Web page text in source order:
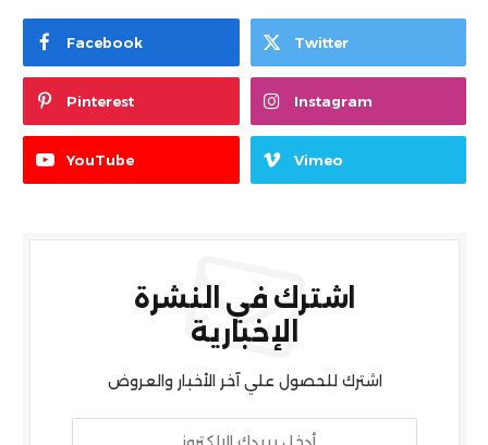
Facebook Twitter
Pinterest Instagram
YouTube Vimeo
اشترك في النشرة
الإخبارية
اشترك للحصول علي آخر الأخبار والعروض